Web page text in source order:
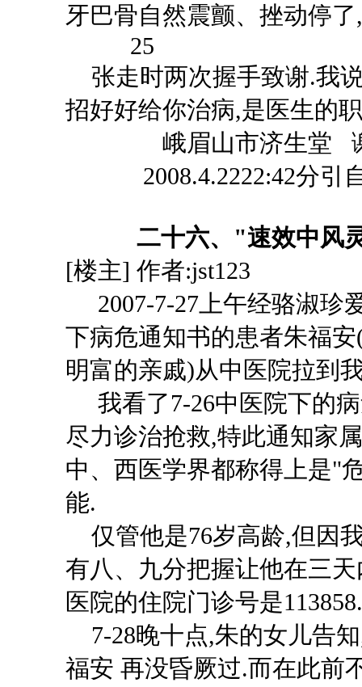
牙巴骨自然震颤、
25
张走时两次握手致谢.我
招好好给你治病,是医生的
峨眉山市济生堂
2008.4.2222:42分引自
二十六、 "速效中风
[楼主] 作者:jst123
2007-7-27上午经骆淑珍
下病危通知书的患者朱福
明富的亲戚)从中医院拉到
我看了7-26中医院下的
尽力诊治抢救,特此通知家
中、西医学界都称得上是"
能.
仅管他是76岁高龄,但因
有八、九分把握让他在三
医院的住院门诊号是113858.
7-28晚十点,朱的女儿告
福安 再没昏厥过.而在此前